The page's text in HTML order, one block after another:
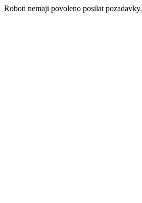
Roboti nemaji povoleno posilat pozadavky.